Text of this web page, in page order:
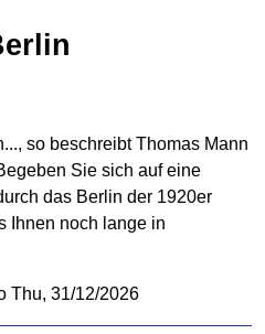
so beschreibt Thomas Mann
Sie sich auf eine
das Berlin der 1920er
Ihnen noch lange in
Thu, 31/12/2026